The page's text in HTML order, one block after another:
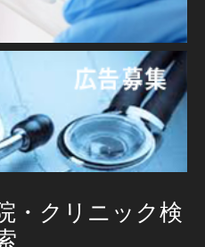
・クリニック検